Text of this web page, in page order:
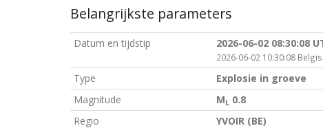
Belangrijkste parameters
Datum en tijdstip 2026-06-02 08:30:08
2026-06-02 10:30:08
Type
Explosie in groeve
Magnitude
ML 0.8
Regio
YVOIR (BE)